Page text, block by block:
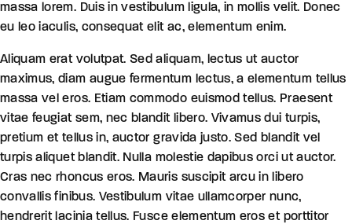
massa lorem. Duis in vestibulum ligula, in mollis velit. Donec
eu leo iaculis, consequat elit ac, elementum enim.
Aliquam erat volutpat. Sed aliquam, lectus ut auctor
maximus, diam augue fermentum lectus, a elementum tellus
massa vel eros. Etiam commodo euismod tellus. Praesent
vitae feugiat sem, nec blandit libero. Vivamus dui turpis,
pretium et tellus in, auctor gravida justo. Sed blandit vel
turpis aliquet blandit. Nulla molestie dapibus orci ut auctor.
Cras nec rhoncus eros. Mauris suscipit arcu in libero
convallis finibus. Vestibulum vitae ullamcorper nunc,
hendrerit lacinia tellus. Fusce elementum eros et porttitor